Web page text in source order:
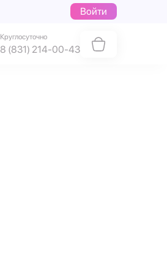
Войти
Круглосуточно
8 (831) 214-00-43